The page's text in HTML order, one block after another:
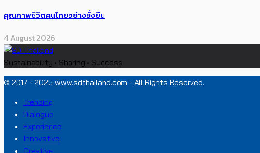
คุณภาพชีวิตคนไทยอย่างยั่งยืน
4 August 2026
Sustainability • Sharing • Success
© 2017 - 2025 www.sdthailand.com - All Rights Reserved.
Trending
Dialogue
Experience
Innovative
Creative